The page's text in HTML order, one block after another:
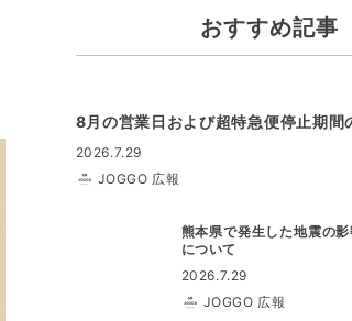
おすすめ記事
8月の営業日および超特急便停止期間
2026.7.29
JOGGO 広報
熊本県で発生した地震の
について
2026.7.29
JOGGO 広報